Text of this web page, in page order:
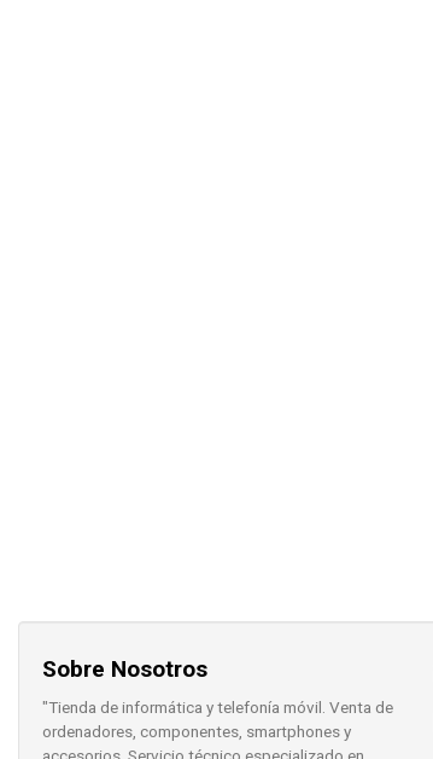
Sobre Nosotros
"Tienda de informática y telefonía móvil. Venta de
ordenadores, componentes, smartphones y
accesorios. Servicio técnico especializado en